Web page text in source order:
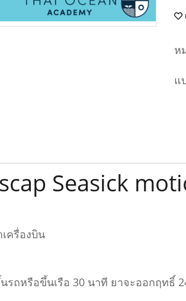
ห
แ
Seasick
เครื่องบิน
รถหรือขึ้นเรือ 30 นาที ยาจะออกฤทธิ์